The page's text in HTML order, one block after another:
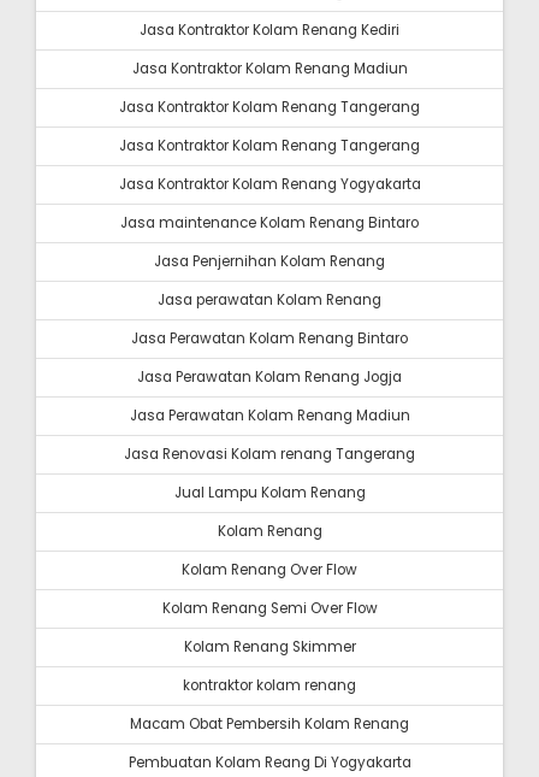
Jasa Kontraktor Kolam Renang Kediri
Jasa Kontraktor Kolam Renang Madiun
Jasa Kontraktor Kolam Renang Tangerang
Jasa Kontraktor Kolam Renang Tangerang
Jasa Kontraktor Kolam Renang Yogyakarta
Jasa maintenance Kolam Renang Bintaro
Jasa Penjernihan Kolam Renang
Jasa perawatan Kolam Renang
Jasa Perawatan Kolam Renang Bintaro
Jasa Perawatan Kolam Renang Jogja
Jasa Perawatan Kolam Renang Madiun
Jasa Renovasi Kolam renang Tangerang
Jual Lampu Kolam Renang
Kolam Renang
Kolam Renang Over Flow
Kolam Renang Semi Over Flow
Kolam Renang Skimmer
kontraktor kolam renang
Macam Obat Pembersih Kolam Renang
Pembuatan Kolam Reang Di Yogyakarta